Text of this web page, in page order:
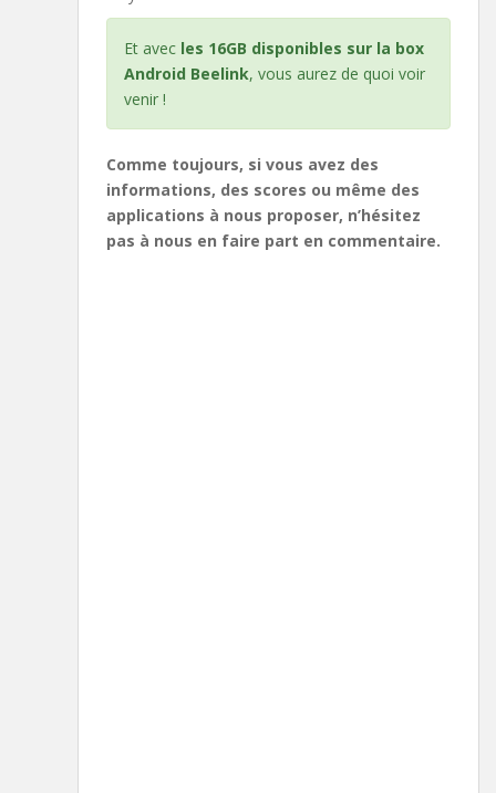
Et avec les 16GB disponibles sur la box
Android Beelink, vous aurez de quoi voir
venir !
Comme toujours, si vous avez des
informations, des scores ou même des
applications à nous proposer, n’hésitez
pas à nous en faire part en commentaire.